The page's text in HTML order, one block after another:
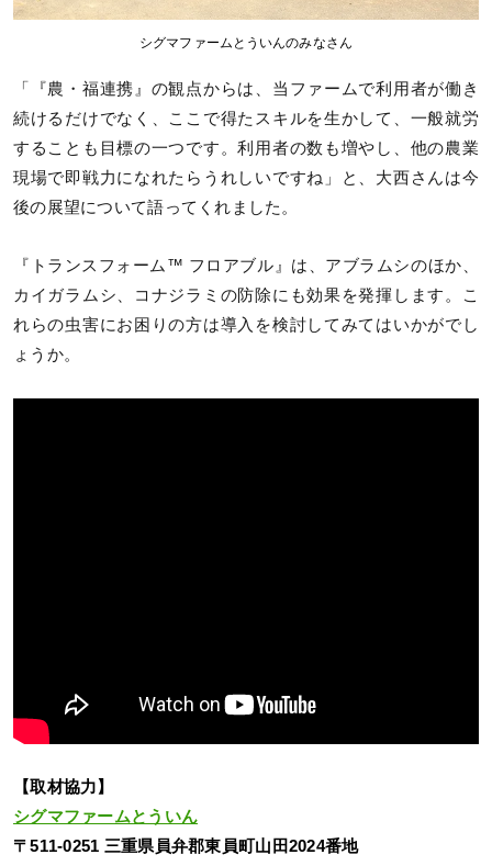
シグマファームとういんのみなさん
「『農・福連携』の観点からは、当ファームで利用者が働き
続けるだけでなく、ここで得たスキルを生かして、一般就労
することも目標の一つです。利用者の数も増やし、他の農業
現場で即戦力になれたらうれしいですね」と、大西さんは今
後の展望について語ってくれました。
『トランスフォーム™ フロアブル』は、アブラムシのほか、
カイガラムシ、コナジラミの防除にも効果を発揮します。こ
れらの虫害にお困りの方は導入を検討してみてはいかがでし
ょうか。
【取材協力】
シグマファームとういん
〒511-0251 三重県員弁郡東員町山田2024番地